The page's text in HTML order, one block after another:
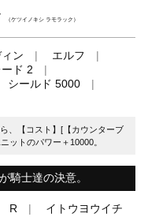
（ケツイノキシ ラモラック）
ン
エルフ
ド 2
シールド 5000
、【コスト】[【カウンターブ
ットのパワー＋10000。
騎士達の決意。
R イトウヨウイチ